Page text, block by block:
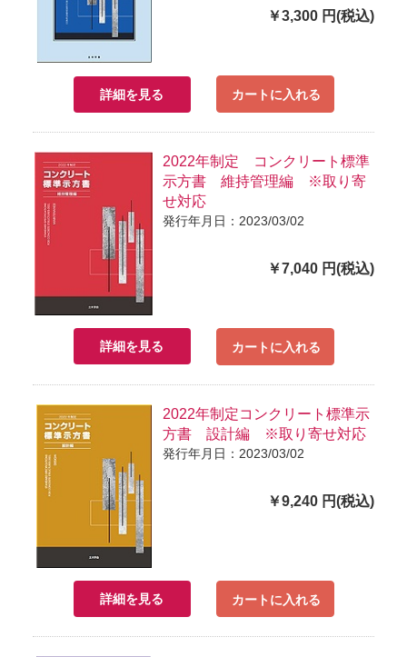
￥3,300 円(税込)
詳細を見る カートに入れる
2022年制定 コンクリート標準
示方書 維持管理編 ※取り寄
せ対応
発行年月日：2023/03/02
￥7,040 円(税込)
詳細を見る カートに入れる
2022年制定コンクリート標準示
方書 設計編 ※取り寄せ対応
発行年月日：2023/03/02
￥9,240 円(税込)
詳細を見る カートに入れる